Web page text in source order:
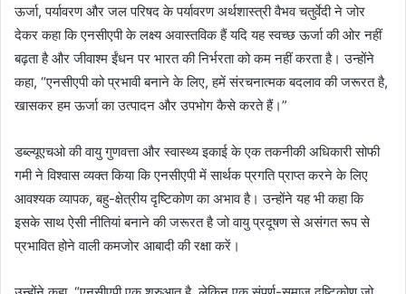
ऊर्जा, पर्यावरण और जल परिषद के पर्यावरण अर्थशास्त्री वैभव चतुर्वेदी ने जोर
देकर कहा कि एनसीएपी के लक्ष्य अवास्तविक हैं यदि यह स्वच्छ ऊर्जा की ओर नहीं
बढ़ता है और जीवाश्म ईंधन पर भारत की निर्भरता को कम नहीं करता है। उन्होंने
कहा, “एनसीएपी को प्रभावी बनाने के लिए, हमें संरचनात्मक बदलाव की जरूरत है,
खासकर हम ऊर्जा का उत्पादन और उपभोग कैसे करते हैं।”
डब्ल्यूएचओ की वायु गुणवत्ता और स्वास्थ्य इकाई के एक तकनीकी अधिकारी सोफी
गमी ने विश्वास व्यक्त किया कि एनसीएपी में सार्थक प्रगति प्राप्त करने के लिए
आवश्यक व्यापक, बहु-क्षेत्रीय दृष्टिकोण का अभाव है। उन्होंने यह भी कहा कि
इसके साथ ऐसी नीतियां बनाने की जरूरत है जो वायु प्रदूषण से असंगत रूप से
प्रभावित होने वाली कमजोर आबादी की रक्षा करें।